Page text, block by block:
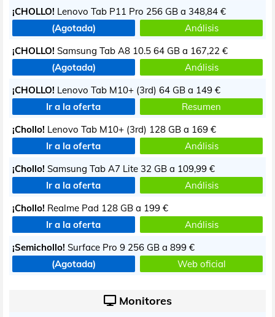
¡CHOLLO! Lenovo Tab P11 Pro 256 GB a 348,84 €
(Agotada)
Análisis
¡CHOLLO! Samsung Tab A8 10.5 64 GB a 167,22 €
(Agotada)
Análisis
¡CHOLLO! Lenovo Tab M10+ (3rd) 64 GB a 149 €
Ir a la oferta
Resumen
¡Chollo! Lenovo Tab M10+ (3rd) 128 GB a 169 €
Ir a la oferta
Análisis
¡Chollo! Samsung Tab A7 Lite 32 GB a 109,99 €
Ir a la oferta
Análisis
¡Chollo! Realme Pad 128 GB a 199 €
Ir a la oferta
Análisis
¡Semichollo! Surface Pro 9 256 GB a 899 €
(Agotada)
Web oficial
Monitores